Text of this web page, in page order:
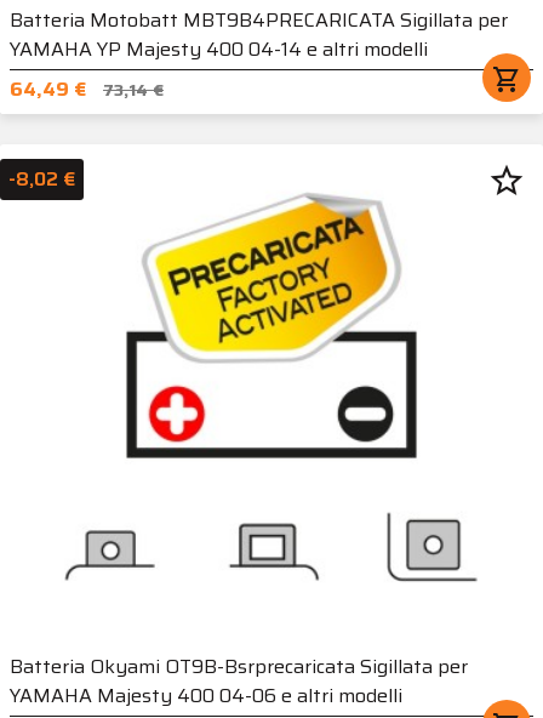
Batteria Motobatt MBT9B4PRECARICATA Sigillata per
YAMAHA YP Majesty 400 04-14 e altri modelli
64,49 €
73,14 € shopping_cart
Batteria Okyami OT9B-Bsrprecaricata Sigillata per
YAMAHA Majesty 400 04-06 e altri modelli
-8,02 € star_border